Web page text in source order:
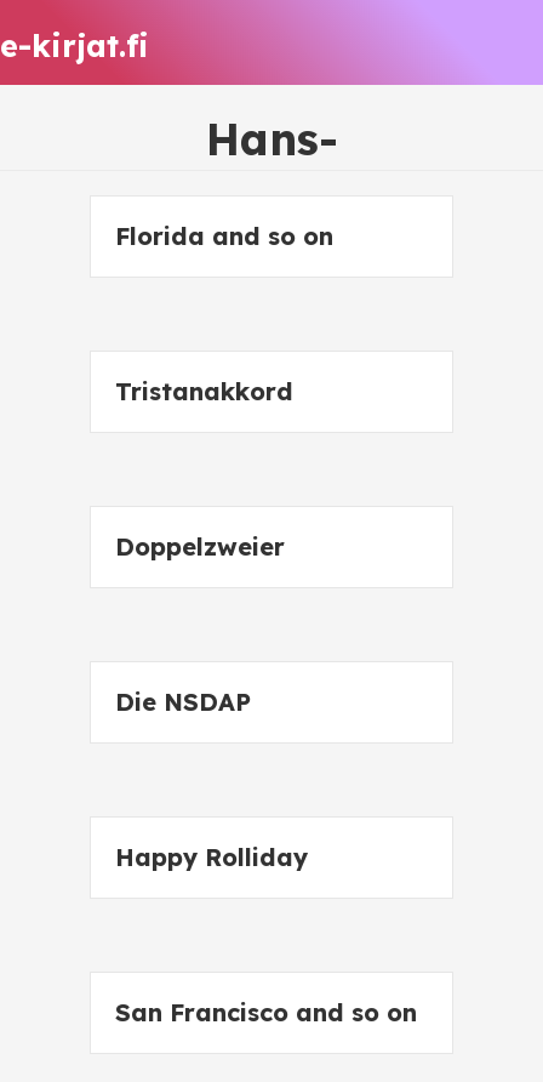
e-kirjat.fi
Hans-
Florida and so on
Tristanakkord
Doppelzweier
Die NSDAP
Happy Rolliday
San Francisco and so on